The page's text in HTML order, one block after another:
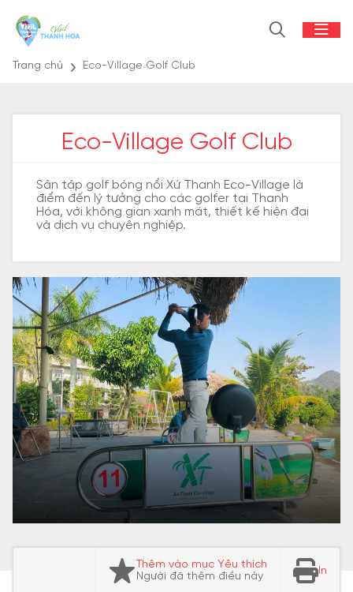
Trang chủ Eco-Village Golf Club
Eco-Village Golf Club
Sân tập golf bóng nổi Xứ Thanh Eco-Village là
điểm đến lý tưởng cho các golfer tại Thanh
Hóa, với không gian xanh mát, thiết kế hiện đại
và dịch vụ chuyên nghiệp.​
Thêm vào mục Yêu thích
Người đã thêm điều này
In